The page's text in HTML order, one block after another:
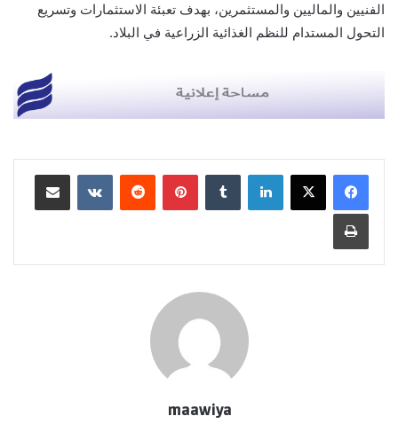
الفنيين والماليين والمستثمرين، بهدف تعبئة الاستثمارات وتسريع
التحول المستدام للنظم الغذائية الزراعية في البلاد.
لينكدإن بينتيريست مشاركة عبر البريد
طباعة
maawiya